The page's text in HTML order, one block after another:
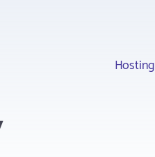
Hosting